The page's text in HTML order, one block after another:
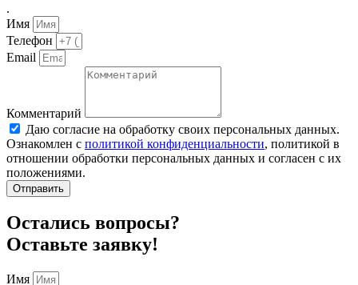
.
Имя
Телефон
Email
Комментарий
Даю согласие на обработку своих персональных данных.
Ознакомлен с политикой конфиденциальности, политикой в
отношении обработки персональных данных и согласен с их
положениями.
Отправить
Остались вопросы?
Оставьте заявку!
Имя